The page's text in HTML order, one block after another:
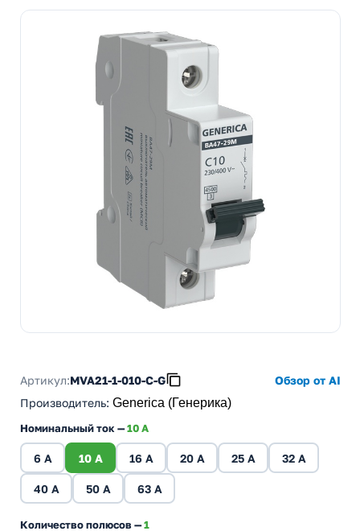
Артикул:MVA21-1-010-C-G
Обзор от AI
Производитель: Generica (Генерика)
Номинальный ток —10 A
6 A 10 A 16 A 20 A 25 A 32 A
40 A 50 A 63 A
Количество полюсов —1